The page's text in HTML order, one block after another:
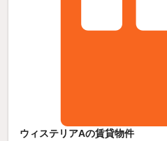
ウィステリアAの賃貸物件